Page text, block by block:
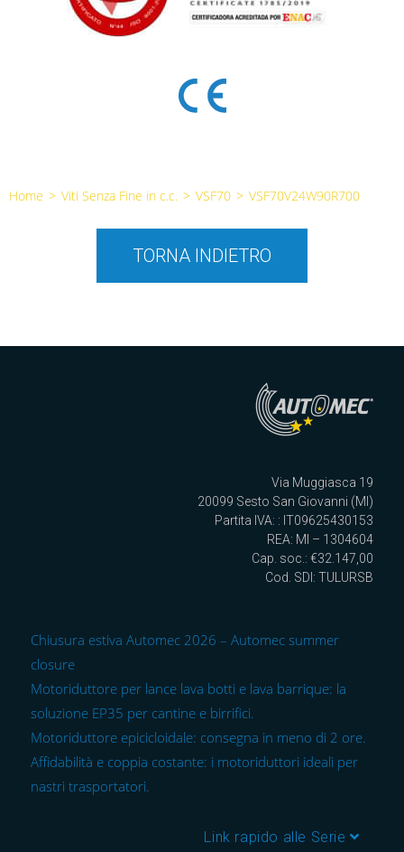
Home > Viti Senza Fine in c.c. > VSF70 > VSF70V24W90R700
TORNA INDIETRO
Via Muggiasca 19
20099 Sesto San Giovanni (MI)
Partita IVA: : IT09625430153
REA: MI – 1304604
Cap. soc.: €32.147,00
Cod. SDI: TULURSB
Chiusura estiva Automec 2026 – Automec summer
closure
Motoriduttore per lance lava botti e lava barrique: la
soluzione EP35 per cantine e birrifici.
Motoriduttore epicicloidale: consegna in meno di 2 ore.
Affidabilità e coppia costante: i motoriduttori ideali per
nastri trasportatori.
Link rapido alle Serie